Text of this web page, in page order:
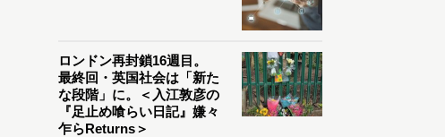
ロンドン再封鎖16週目。
最終回・英国社会は「新た
な段階」に。＜入江敦彦の
『足止め喰らい日記』嫌々
乍らReturns＞